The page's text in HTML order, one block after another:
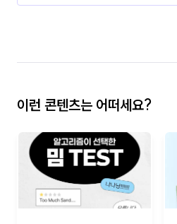
이런 콘텐츠는 어떠세요?